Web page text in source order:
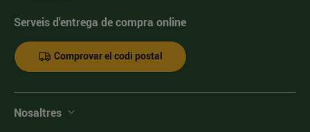
Serveis d'entrega de compra online
Comprovar el codi postal
Nosaltres